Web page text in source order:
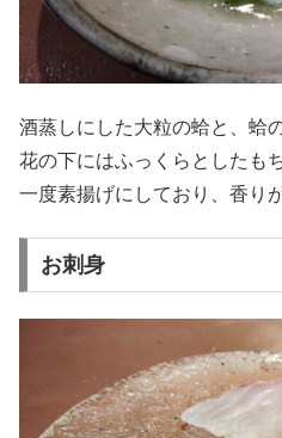
酒蒸しにした大粒の蛤と、蛤
花の下にはふっくらとしたも
一度素揚げにしており、香り
お刺身